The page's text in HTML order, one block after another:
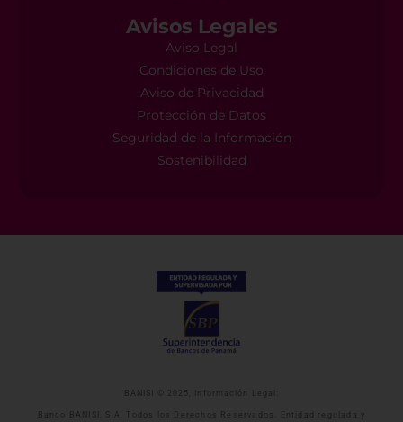
Avisos Legales
Aviso Legal
Condiciones de Uso
Aviso de Privacidad
Protección de Datos
Seguridad de la Información
Sostenibilidad
BANISI © 2025, Información Legal:
Banco BANISI, S.A. Todos los Derechos Reservados. Entidad regulada y